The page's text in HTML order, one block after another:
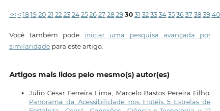
<< < 18 19 20 21 22 23 24 25 26 27 28 29 30 31 32 33 34 35 36 37 38 39 40
Você também pode iniciar uma pesquisa avançada por
similaridadepara este artigo.
Artigos mais lidos pelo mesmo(s) autor(es)
Júlio César Ferreira Lima, Marcelo Bastos Pereira Filho,
Panorama da Acessibilidade nos Hotéis 5 Estrelas de